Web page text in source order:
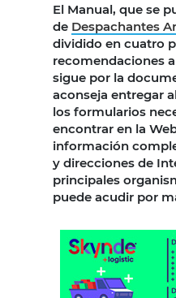
El Manual, que se
de Despachantes
dividido en cuatro
recomendaciones
sigue por la
aconseja entregar
los formularios
encontrar en la
información
y direcciones de
principales
puede acudir por